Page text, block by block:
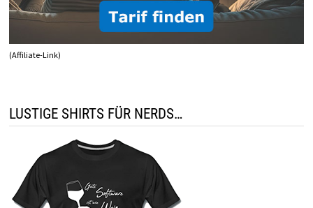
(Affiliate-Link)
LUSTIGE SHIRTS FÜR NERDS…